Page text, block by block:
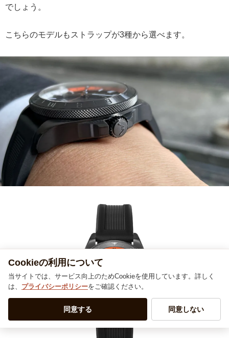
でしょう。
こちらのモデルもストラップが3種から選べます。
Cookieの利用について
当サイトでは、サービス向上のためCookieを使用しています。詳しく
は、 プライバシーポリシーをご確認ください。
同意する 同意しない